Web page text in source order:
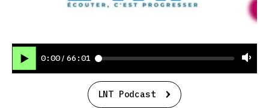
0:00 / 66:01
LNT Podcast